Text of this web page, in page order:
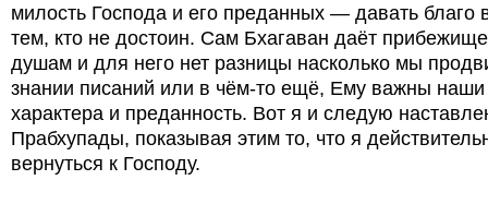
милость Господа и его преданных — давать благо
тем, кто не достоин. Сам Бхагаван даёт
душам и для него нет разницы насколько мы
знании писаний или в чём-то ещё, Ему важны наши
характера и преданность. Вот я и следую
Прабхупады, показывая этим то, что я
вернуться к Господу.